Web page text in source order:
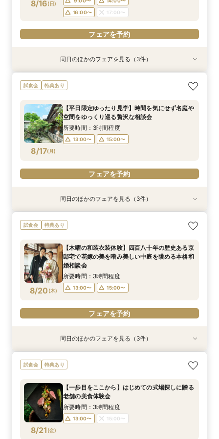
フェアを予約
フェアを予約
フェアを予約
フェアを予約
8/16(日)
16:00〜
17:00〜
フェアを予約
特典あり
8/16(日)
【少人数のお食事会に】緑あふれる名庭を望む1
日1組棟邸宅を貸切にして大切なご家族を丁寧に
所要時間：3時間程度
16:00〜
17:00〜
8/16(日)
【90分のクイック相談会】京都散策のついでに
少し気軽に参加できる本格和婚の伝統空間体感
所要時間：3時間程度
16:00〜
17:00〜
8/16(日)
【タイパ重視！60分で完結◎】オンラインで会
場案内＆相談会
10:00〜
11:00〜
12:00〜
15:00〜
18:00〜
同日のほかのフェアを見る（3件）
試食会 特典あり
8/17(月)
【平日限定ゆったり見学】時間を気にせず名庭や
空間をゆっくり巡る贅沢な相談会
所要時間：3時間程度
13:00〜 15:00〜
フェアを予約
8/17(月)
【タイパ重視！60分で完結◎】オンラインで会
場案内＆相談会
12:00〜
14:00〜
16:00〜
フェアを予約
特典あり
8/17(月)
【八坂神社挙式希望の方へ】国宝神社×中村楼の
本格和婚体験一日一組の空間で味わう480年の歴
所要時間：3時間程度
13:00〜
フェアを予約
特典あり
8/17(月)
【少人数のお食事会に】緑あふれる名庭を望む1
日1組棟邸宅を貸切にして大切なご家族を丁寧に
所要時間：3時間程度
13:00〜
フェアを予約
同日のほかのフェアを見る（3件）
試食会 特典あり
8/20 (木)
【木曜の和装衣装体験】四百八十年の歴史ある京
邸宅で花嫁の美を嗜み美しい中庭を眺める本格和
婚相談会
所要時間：3時間程度
13:00〜 15:00〜
フェアを予約
8/20(木
【タイパ重視！60分で完結◎】オンラインで会
場案内＆相談会
12:00〜
14:00〜
16:00〜
17:00〜
特典あり
8/20(木
【八坂神社挙式希望の方へ】国宝神社×中村楼の
本格和婚体験一日一組の空間で味わう480年の歴
所要時間：3時間程度
特典あり
8/20(木
【少人数のお食事会に】緑あふれる名庭を望む1
日1組棟邸宅を貸切にして大切なご家族を丁寧に
所要時間：3時間程度
同日のほかのフェアを見る（3件）
試食会 特典あり
8/21 (金)
【一歩目をここから】はじめての式場探しに贈る
老舗の美食体験会
所要時間：3時間程度
13:00〜 15:00〜